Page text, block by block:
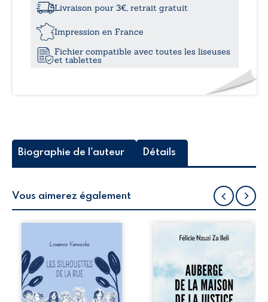
Pascal Livraison pour 3€, retrait gratuit
Impression en France
Fichier compatible avec toutes les liseuses
et tablettes
Biographie de l'auteur Détails
Vous aimerez également
la rue donne la
parole à six
personnages
ordinaires,
traversés par des
pensées, des
Auberge de la
récit-témoignage
consacré au
parcours
exemplaire de